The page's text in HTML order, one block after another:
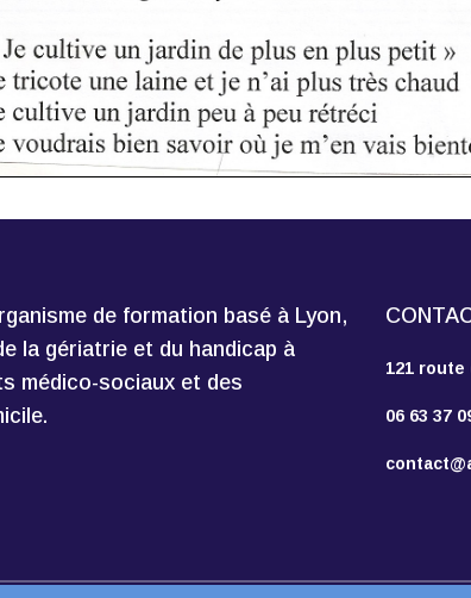
de formation basé à Lyon,
la gériatrie et du handicap à
médico-sociaux et des
121 route
06 63 37